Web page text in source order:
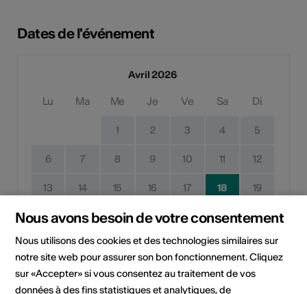
Dates de l'événement
Avril 2026
Lu Ma Me Je Ve Sa Di
1 2 3 4 5
6 7 8 9 10 11 12
13 14 15 16 17 18 19
20 21 22 23 24 25 26
27 28 29 30
Date de mise en œuvre
Nous avons besoin de votre consentement
Nous utilisons des cookies et des technologies similaires sur
notre site web pour assurer son bon fonctionnement. Cliquez
sur «Accepter» si vous consentez au traitement de vos
données à des fins statistiques et analytiques, de